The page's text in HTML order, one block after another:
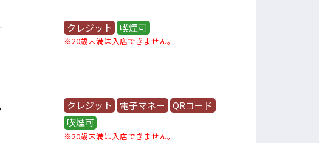
クレジット 喫煙可
※20歳未満は入店できません。
クレジット 電子マネー
QRコード
喫煙可
※20歳未満は入店できません。